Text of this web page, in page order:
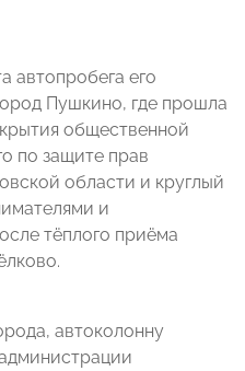
автопробега его
Пушкино, где прошла
общественной
по защите прав
области и круглый
и
тёплого приёма
автоколонну